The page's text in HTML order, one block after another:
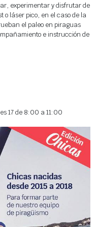
experimentar y disfrutar de
o láser pico, en el caso de la
el paleo en piraguas
e instrucción de
17 de 8:00 a 11:00